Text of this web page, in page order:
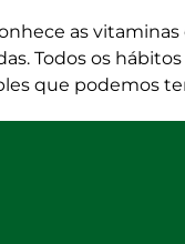
as vitaminas
Todos os
que podemos